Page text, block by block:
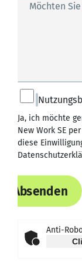
Möchten
Ja, ich möchte
New Work SE
diese
Absenden
Anti-